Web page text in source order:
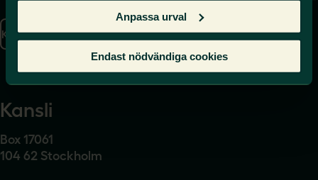
Anpassa urval
Endast nödvändiga cookies
Kontakta oss
Presskontakt
Kansli
Box 17061
104 62 Stockholm